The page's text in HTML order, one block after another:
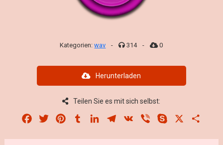
Kategorien:wav - 314 - 0
Herunterladen
Teilen Sie es mit sich selbst:
Facebook
Twitter PinterestTumblrLinkedInTelegram
VK Viber Skype